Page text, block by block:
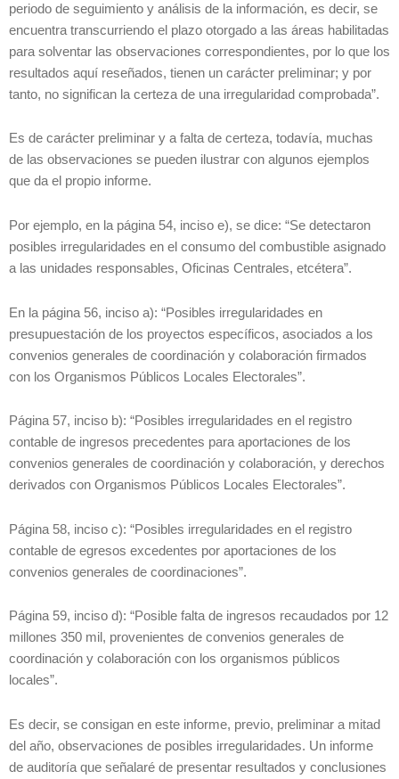
periodo de seguimiento y análisis de la información, es decir, se
encuentra transcurriendo el plazo otorgado a las áreas habilitadas
para solventar las observaciones correspondientes, por lo que los
resultados aquí reseñados, tienen un carácter preliminar; y por
tanto, no significan la certeza de una irregularidad comprobada”.
Es de carácter preliminar y a falta de certeza, todavía, muchas
de las observaciones se pueden ilustrar con algunos ejemplos
que da el propio informe.
Por ejemplo, en la página 54, inciso e), se dice: “Se detectaron
posibles irregularidades en el consumo del combustible asignado
a las unidades responsables, Oficinas Centrales, etcétera”.
En la página 56, inciso a): “Posibles irregularidades en
presupuestación de los proyectos específicos, asociados a los
convenios generales de coordinación y colaboración firmados
con los Organismos Públicos Locales Electorales”.
Página 57, inciso b): “Posibles irregularidades en el registro
contable de ingresos precedentes para aportaciones de los
convenios generales de coordinación y colaboración, y derechos
derivados con Organismos Públicos Locales Electorales”.
Página 58, inciso c): “Posibles irregularidades en el registro
contable de egresos excedentes por aportaciones de los
convenios generales de coordinaciones”.
Página 59, inciso d): “Posible falta de ingresos recaudados por 12
millones 350 mil, provenientes de convenios generales de
coordinación y colaboración con los organismos públicos
locales”.
Es decir, se consigan en este informe, previo, preliminar a mitad
del año, observaciones de posibles irregularidades. Un informe
de auditoría que señalaré de presentar resultados y conclusiones